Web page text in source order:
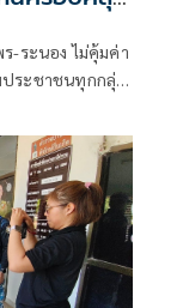
-ระนอง ไม่คุ้มค่า
ระชาชนทุกกลุ่ม